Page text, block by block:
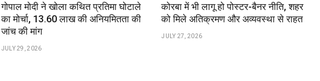
गोपाल मोदी ने खोला कथित प्रतिमा घोटाले
का मोर्चा, ₹13.60 लाख की अनियमितता की
जांच की मांग
JULY 29, 2026
कोरबा में भी लागू हो पोस्टर-बैनर नीति, शहर
को मिले अतिक्रमण और अव्यवस्था से राहत
JULY 27, 2026